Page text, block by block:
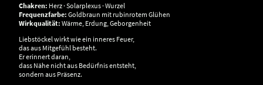
Chakren: Herz · Solarplexus · Wurzel
Frequenzfarbe: Goldbraun mit rubinrotem Glühen
Wirkqualität: Wärme, Erdung, Geborgenheit
Liebstöckel wirkt wie ein inneres Feuer,
das aus Mitgefühl besteht.
Er erinnert daran,
dass Nähe nicht aus Bedürfnis entsteht,
sondern aus Präsenz.